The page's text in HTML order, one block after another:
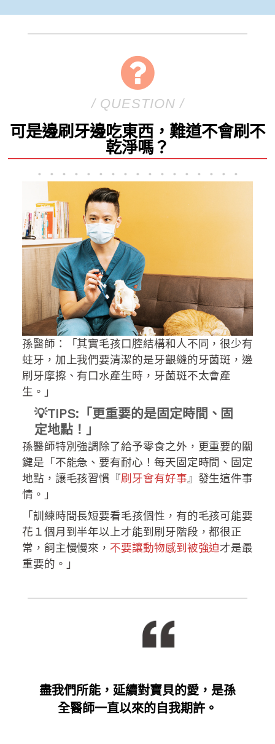
/ QUESTION /
可是邊刷牙邊吃東西，難道不會刷不
乾淨嗎？
．．．．．．．．．．．．．．．．．
孫醫師：「其實毛孩口腔結構和人不同，很少有
蛀牙，加上我們要清潔的是牙齦縫的牙菌斑，邊
刷牙摩擦、有口水產生時，牙菌斑不太會產
生。」
💡TIPS:「更重要的是固定時間、固
定地點！」
孫醫師特別強調除了給予零食之外，更重要的關
鍵是「不能急、要有耐心！每天固定時間、固定
地點，讓毛孩習慣『刷牙會有好事 』發生這件事
情。」
「訓練時間長短要看毛孩個性，有的毛孩可能要
花１個月到半年以上才能到刷牙階段，都很正
常，飼主慢慢來， 不要讓動物感到被強迫才是最
重要的。」
盡我們所能，延續對寶貝的愛，是孫
全醫師一直以來的自我期許。